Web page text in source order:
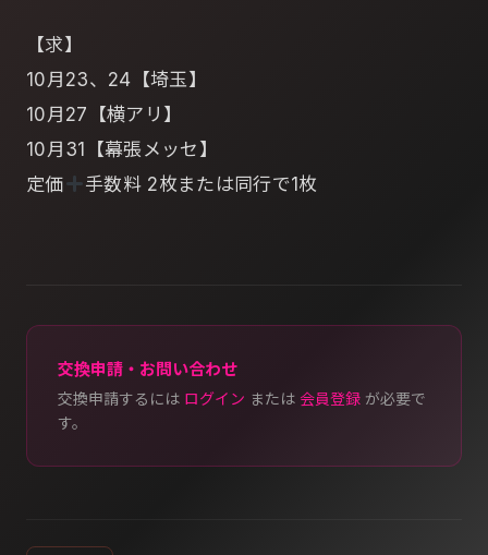
【求】
10月23、24【埼玉】
10月27【横アリ】
10月31【幕張メッセ】
定価
手数料 2枚または同行で1枚
交換申請・お問い合わせ
交換申請するには ログイン または 会員登録 が必要で
す。